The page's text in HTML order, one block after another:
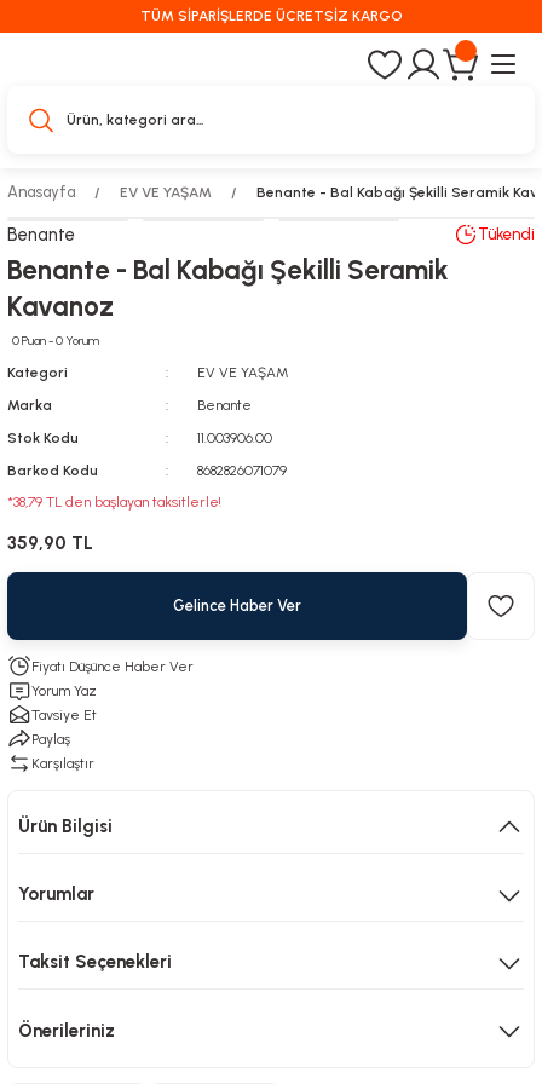
TÜM SİPARİŞLERDE ÜCRETSİZ KARGO
Anasayfa EV VE YAŞAM Benante - Bal Kabağı Şekilli Seramik
Benante Tükendi
Benante - Bal Kabağı Şekilli Seramik
Kavanoz
0 Puan - 0 Yorum
Kategori
EV VE YAŞAM
Marka
Benante
Stok Kodu
11.003906.00
Barkod Kodu
8682826071079
*38,79 TL den başlayan taksitlerle!
359,90 TL
Gelince Haber Ver
Fiyatı Düşünce Haber Ver
Yorum Yaz
Tavsiye Et
Paylaş
Karşılaştır
Ürün Bilgisi
Yorumlar
Taksit Seçenekleri
Önerileriniz